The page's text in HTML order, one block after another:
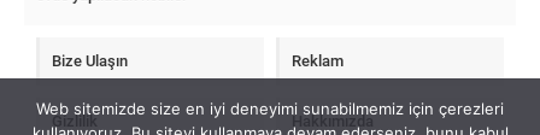
Bize Ulaşın Reklam
Gizlilik Hakkımızda
Web sitemizde size en iyi deneyimi sunabilmemiz için çerezleri